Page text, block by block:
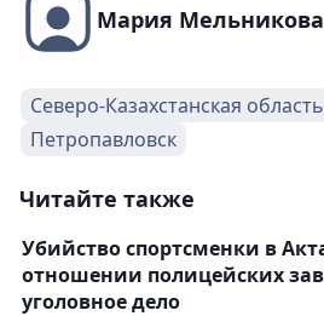
Мария Мельникова
Северо-Казахстанская область
Петропавловск
Читайте также
Убийство спортсменки в
отношении полицейских
уголовное дело